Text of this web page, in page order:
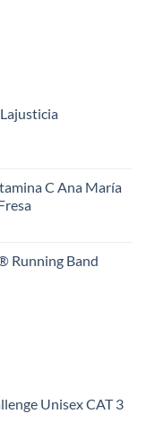
C Ana María
Running Band
Unisex CAT 3